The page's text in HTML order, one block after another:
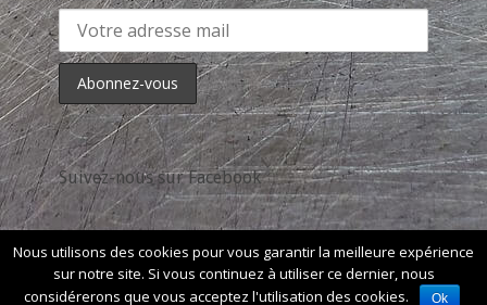
Suivez-nous sur Facebook
. Tous Les Droits Sont
Nous utilisons des cookies pour vous garantir la meilleure expérience
sur notre site. Si vous continuez à utiliser ce dernier, nous
considérerons que vous acceptez l'utilisation des cookies.
Ok